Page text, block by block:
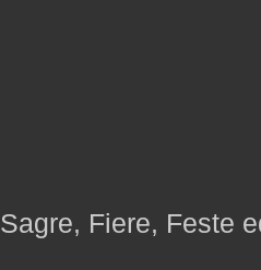
Sagre, Fiere, Feste